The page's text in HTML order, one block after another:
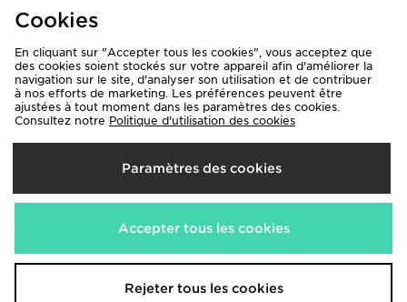
Carte Cadeau
Livraison Vers
France
Nous acceptons les méthodes de paiement suivantes
Visitez notre site corporate www.jdplc.com
Cookies
En cliquant sur "Accepter tous les cookies", vous acceptez que
des cookies soient stockés sur votre appareil afin d'améliorer la
navigation sur le site, d'analyser son utilisation et de contribuer
à nos efforts de marketing. Les préférences peuvent être
ajustées à tout moment dans les paramètres des cookies.
Consultez notre Politique d'utilisation des cookies
Paramètres des cookies
Accepter tous les cookies
Rejeter tous les cookies